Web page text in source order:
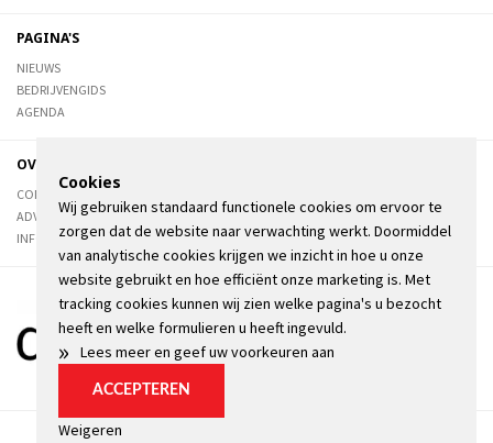
PAGINA'S
NIEUWS
BEDRIJVENGIDS
AGENDA
OVER DE STIENSER
CONTACT
ADVERTEREN
INFORMATIE
Algemene voorwaarden
Cookies
Wij gebruiken standaard functionele cookies om ervoor te
zorgen dat de website naar verwachting werkt. Doormiddel
van analytische cookies krijgen we inzicht in hoe u onze
website gebruikt en hoe efficiënt onze marketing is. Met
tracking cookies kunnen wij zien welke pagina's u bezocht
heeft en welke formulieren u heeft ingevuld.
» Lees meer en geef uw voorkeuren aan
ACCEPTEREN
Weigeren